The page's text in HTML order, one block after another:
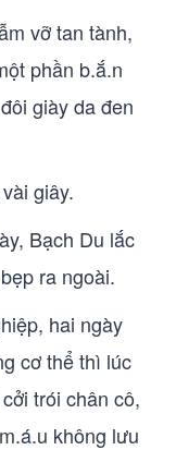
vỡ tan tành,
phần b.ắ.n
giày da đen
giây.
Bạch Du lắc
ra ngoài.
hai ngày
cơ thể thì lúc
trói chân cô,
không lưu